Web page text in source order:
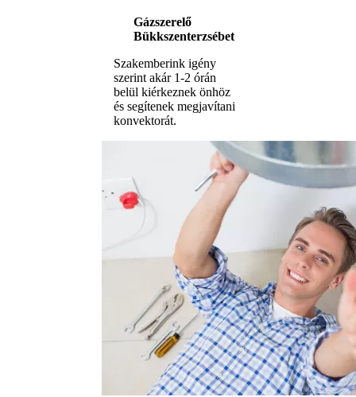
Gázszerelő
Bükkszenterzsébet
Szakemberink igény
szerint akár 1-2 órán
belül kiérkeznek önhöz
és segítenek megjavítani
konvektorát.